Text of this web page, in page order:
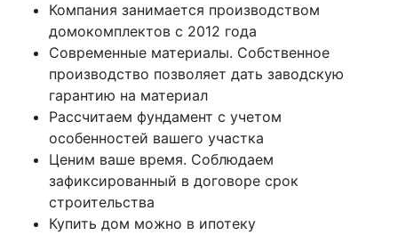
Компания занимается производством
домокомплектов c 2012 года
Современные материалы. Собственное
производство позволяет дать заводскую
гарантию на материал
Рассчитаем фундамент с учетом
особенностей вашего участка
Ценим ваше время. Соблюдаем
зафиксированный в договоре срок
строительства
Купить дом можно в ипотеку